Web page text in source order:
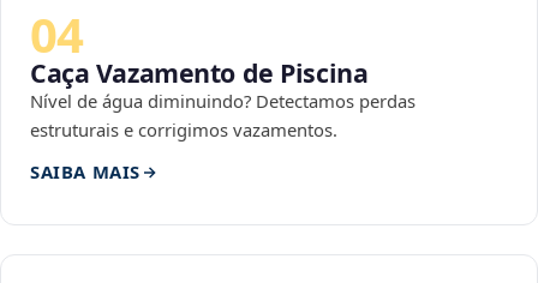
04
Caça Vazamento de Piscina
Nível de água diminuindo? Detectamos perdas
estruturais e corrigimos vazamentos.
SAIBA MAIS